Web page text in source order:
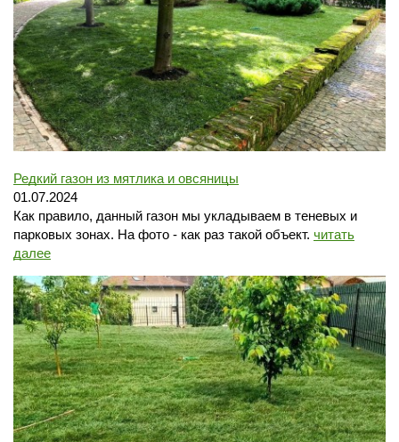
Редкий газон из мятлика и овсяницы
01.07.2024
Как правило, данный газон мы укладываем в теневых и
парковых зонах. На фото - как раз такой объект. читать
далее